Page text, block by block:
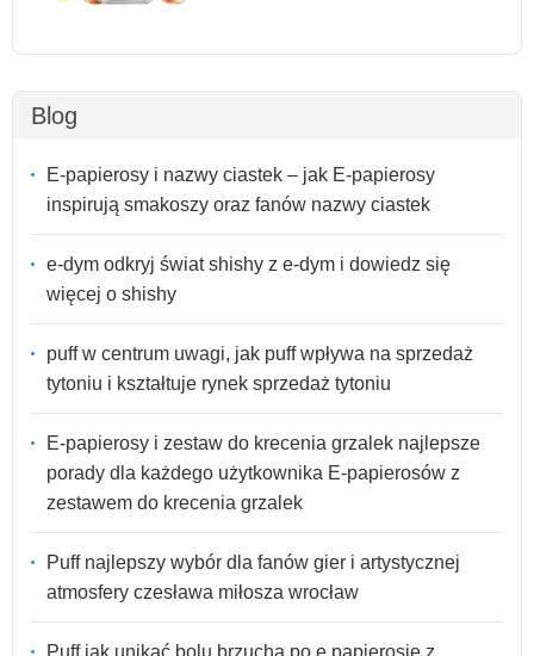
Blog
E-papierosy i nazwy ciastek – jak E-papierosy
inspirują smakoszy oraz fanów nazwy ciastek
e-dym odkryj świat shishy z e-dym i dowiedz się
więcej o shishy
puff w centrum uwagi, jak puff wpływa na sprzedaż
tytoniu i kształtuje rynek sprzedaż tytoniu
E-papierosy i zestaw do krecenia grzalek najlepsze
porady dla każdego użytkownika E-papierosów z
zestawem do krecenia grzalek
Puff najlepszy wybór dla fanów gier i artystycznej
atmosfery czesława miłosza wrocław
Puff jak unikać bolu brzucha po e papierosie z